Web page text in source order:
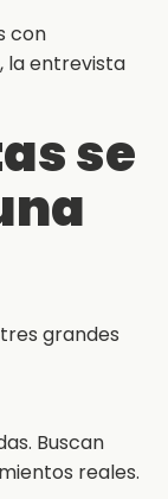
con
la entrevista
se
grandes
Buscan
reales.